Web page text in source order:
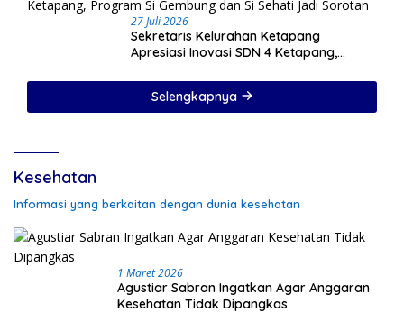
27 Juli 2026
Sekretaris Kelurahan Ketapang
Apresiasi Inovasi SDN 4 Ketapang,
Sorotan
Selengkapnya
Kesehatan
Informasi yang berkaitan dengan dunia kesehatan
1 Maret 2026
Agustiar Sabran Ingatkan Agar Anggaran
Kesehatan Tidak Dipangkas